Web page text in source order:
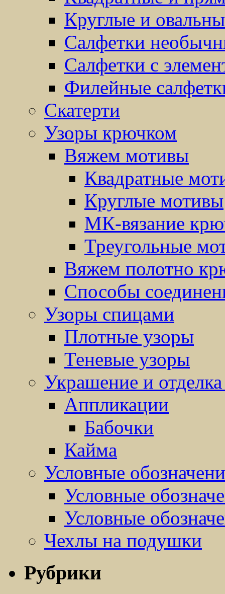
Круглые и
Салфетки
Салфетки с
Филейные
Скатерти
Узоры крючком
Вяжем мотивы
Квадратные
Круглые мотивы
МК-вязание
Треугольные
Вяжем полотно
Способы
Узоры спицами
Плотные узоры
Теневые узоры
Украшение и
Аппликации
Бабочки
Кайма
Условные
Условные
Условные
Чехлы на подушки
Рубрики